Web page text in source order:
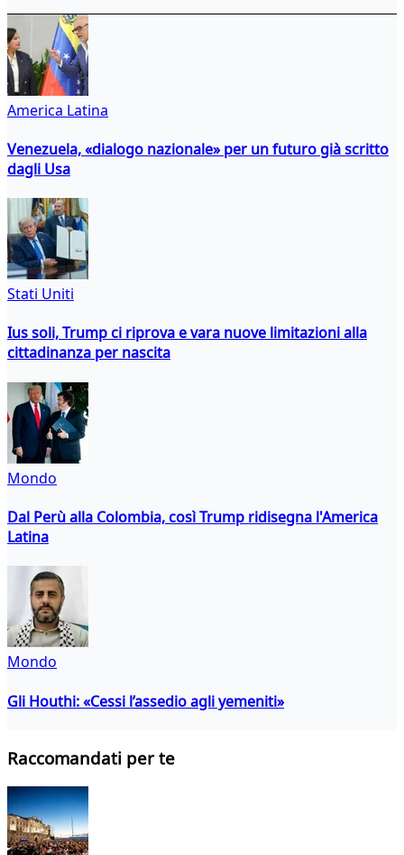
America Latina
Venezuela, «dialogo nazionale» per un futuro già scritto
dagli Usa
Stati Uniti
Ius soli, Trump ci riprova e vara nuove limitazioni alla
cittadinanza per nascita
Mondo
Dal Perù alla Colombia, così Trump ridisegna l'America
Latina
Mondo
Gli Houthi: «Cessi l’assedio agli yemeniti»
Raccomandati per te